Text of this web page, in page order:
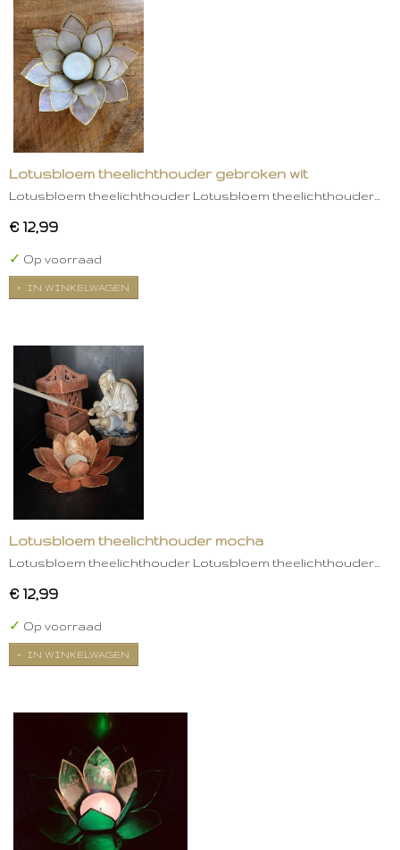
Lotusbloem theelichthouder gebroken wit
Lotusbloem theelichthouder Lotusbloem theelichthouder…
€ 12,99
✓ Op voorraad
IN WINKELWAGEN
Lotusbloem theelichthouder mocha
Lotusbloem theelichthouder Lotusbloem theelichthouder…
€ 12,99
✓ Op voorraad
IN WINKELWAGEN